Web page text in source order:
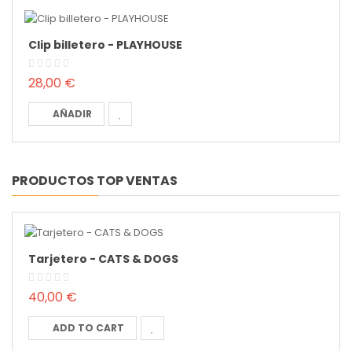
Clip billetero - PLAYHOUSE
28,00 €
AÑADIR
PRODUCTOS TOP VENTAS
Tarjetero - CATS & DOGS
40,00 €
ADD TO CART